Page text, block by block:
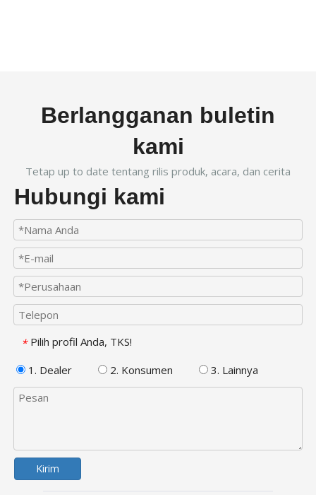
Berlangganan buletin
kami
Tetap up to date tentang rilis produk, acara, dan cerita
Hubungi kami
* Pilih profil Anda, TKS!
1. Dealer
2. Konsumen 3. Lainnya
Kirim